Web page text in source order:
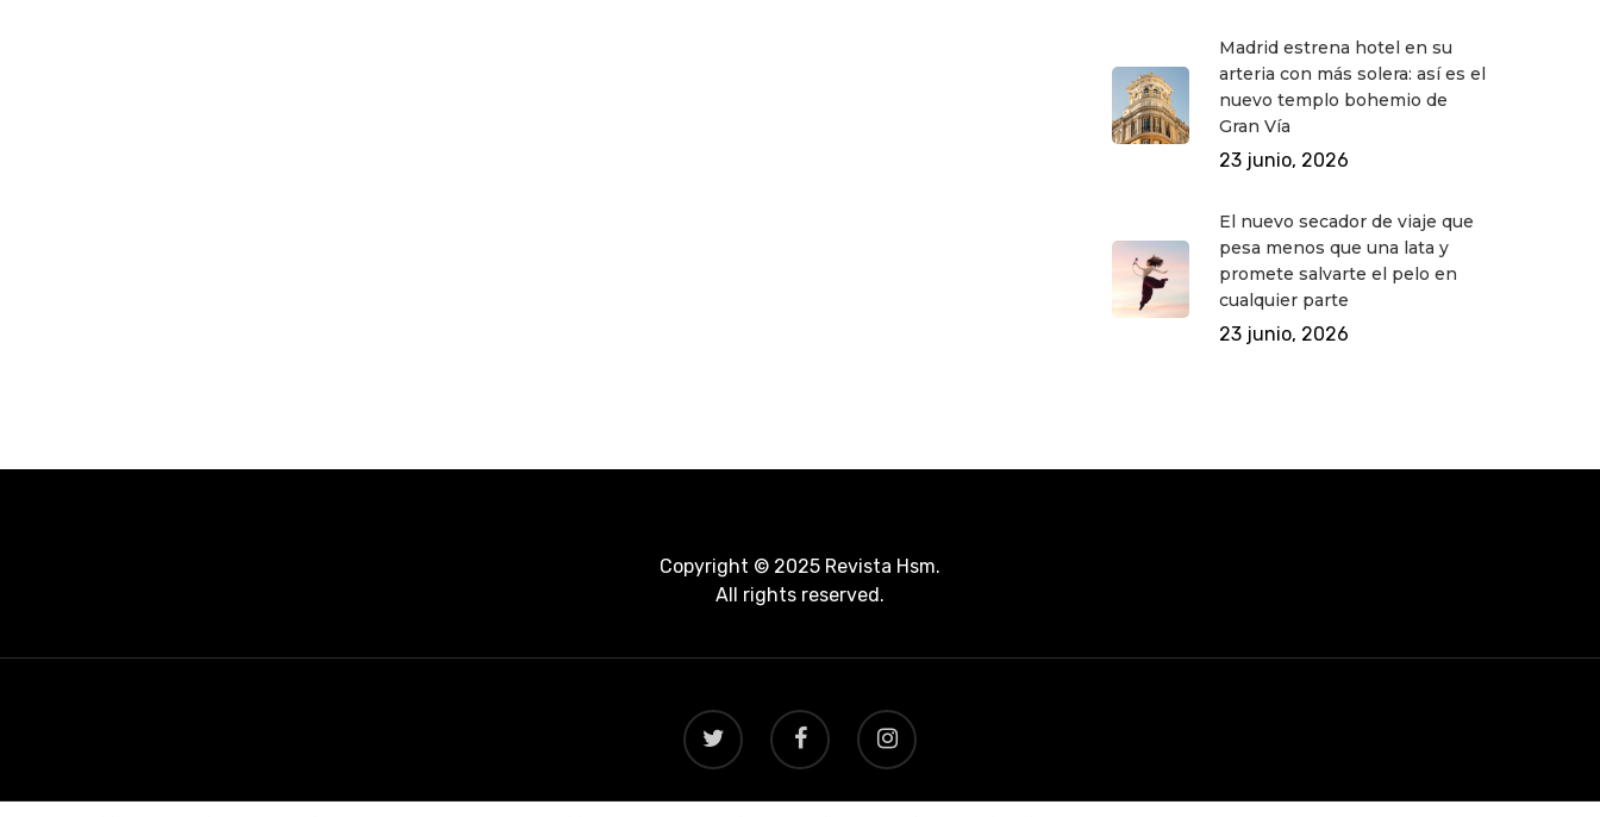
Madrid estrena hotel en su
arteria con más solera: así es el
nuevo templo bohemio de
Gran Vía
23 junio, 2026
El nuevo secador de viaje que
pesa menos que una lata y
promete salvarte el pelo en
cualquier parte
23 junio, 2026
Copyright © 2025 Revista Hsm.
All rights reserved.